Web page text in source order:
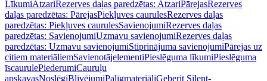
LīkumiAtzariRezerves daļas paredzētas: AtzariPārejasRezerves
daļas paredzētas: PārejasPiekļuves caurulesRezerves daļas
paredzētas: Piekļuves caurulesSavienojumiRezerves daļas
paredzētas: SavienojumiUzmavu savienojumiRezerves daļas
paredzētas: Uzmavu savienojumiStiprinājuma savienojumiPārejas uz
citiem materiāliemSavienotājelementiPieslēguma līkumiPieslēguma
īscaurulePiederumiCauruļu
apskavasNoslēgiBlīvējumiPalīgmateriāliGeberit Silent-